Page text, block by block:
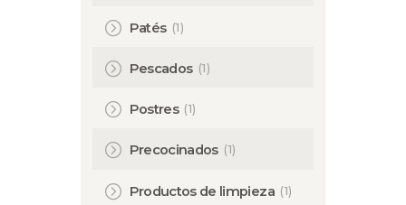
Patés (1)
Pescados (1)
Postres (1)
Precocinados (1)
Productos de limpieza (1)